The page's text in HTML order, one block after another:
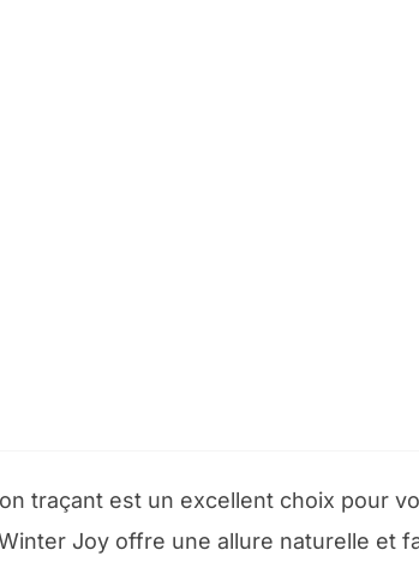
traçant est un excellent choix pour
Joy offre une allure naturelle et